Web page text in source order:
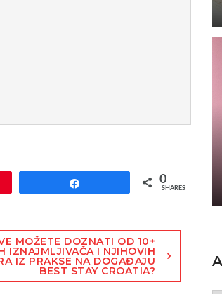
0
SHARES
MOŽETE DOZNATI OD 10+
IZNAJMLJIVAČA I NJIHOVIH
IZ PRAKSE NA DOGAĐAJU
BEST STAY CROATIA?